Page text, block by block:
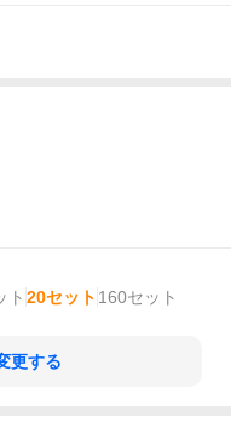
ト 20セット 160セット
更する